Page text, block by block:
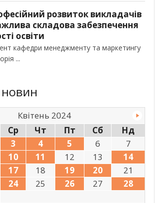
розвиток викладачів
складова забезпечення
освіти
кафедри менеджменту та маркетингу
Квітень 2024
Ср Чт Пт Сб
Нд
3 4 5 6
7
10 11 12 13
14
17 18 19 20
21
24 25 26 27
28